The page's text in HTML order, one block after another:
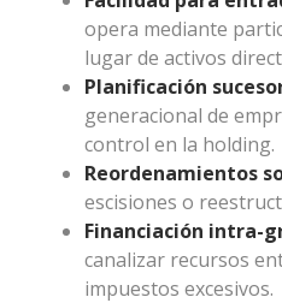
opera mediante
lugar de activos
Planificación
generacional de
control en la holding.
Reordenamientos
escisiones o
Financiación intra-
canalizar recursos
impuestos excesivos.